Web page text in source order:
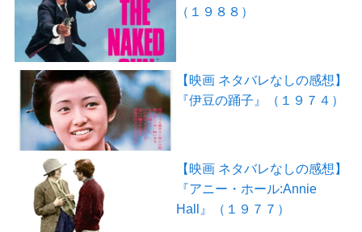
（１９８８）
【映画 ネタバレなしの感想】
『伊豆の踊子』（１９７４）
【映画 ネタバレなしの感想】
『アニー・ホール:Annie
Hall』（１９７７）